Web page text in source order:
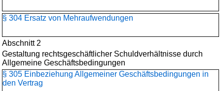
§ 304 Ersatz von Mehraufwendungen
Abschnitt 2
Gestaltung rechtsgeschäftlicher Schuldverhältnisse durch
Allgemeine Geschäftsbedingungen
§ 305 Einbeziehung Allgemeiner Geschäftsbedingungen in
den Vertrag